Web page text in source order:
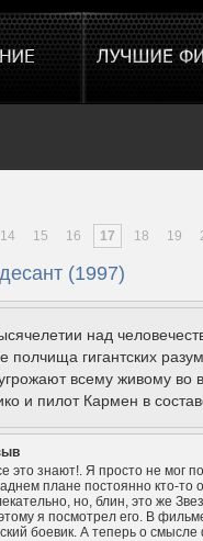
14 15 16 17 18 19
(1997)
над
полчища гигантских
всему живому во
и пилот Кармен в
это знают!. Я просто не мог
плане постоянно кто-то
но, блин, это же
я посмотрел его. В
боевик. А теперь о